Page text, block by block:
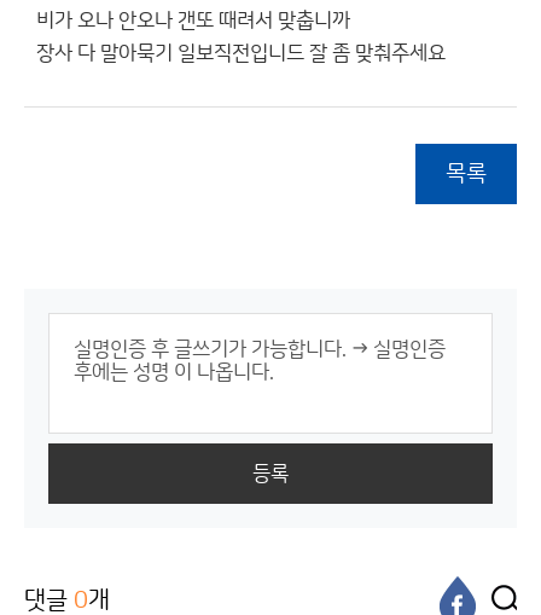
비가 오나 안오나 갠또 때려서 맞춥니까
장사 다 말아묵기 일보직전입니드 잘 좀 맞춰주세요
목록
등록
댓글 0개